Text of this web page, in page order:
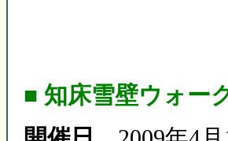
■ 知床雪壁ウォー